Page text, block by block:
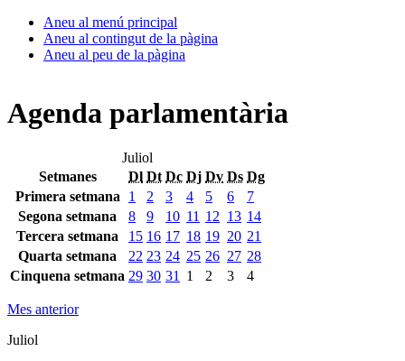
Aneu al menú principal
Aneu al contingut de la pàgina
Aneu al peu de la pàgina
Agenda parlamentària
Juliol
Setmanes
Dl Dt Dc Dj Dv Ds Dg
Primera setmana
1 2 3 4 5 6
7
Segona setmana
8 9 10 11 12 13 14
Tercera setmana
15 16 17 18 19 20 21
Quarta setmana
22 23 24 25 26 27 28
Cinquena setmana 29 30 31 1 2 3 4
Mes anterior
Juliol